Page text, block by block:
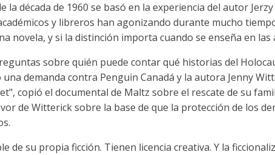
la década de 1960 se basó en la experiencia del autor
y libreros han agonizando durante mucho
novela, y si la distinción importa cuando se enseña en las
sobre quién puede contar qué historias del
demanda contra Penguin Canadá y la autora Jenny
copió el documental de Maltz sobre el rescate de su
de Witterick sobre la base de que la protección de los
de su propia ficción. Tienen licencia creativa. Y la